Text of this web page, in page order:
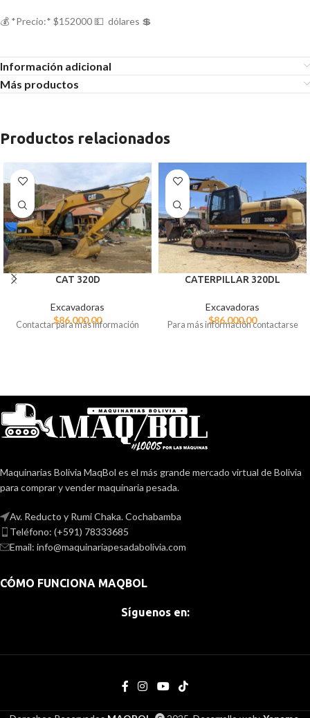
💰 *Precio:* $152000 💵 dólares 💲
Información adicional
Más productos
Productos relacionados
CAT 320D
Excavadoras
$86.000,00
Contactar para más información
CATERPILLAR 320DL
Excavadoras
$86.000,00
Para más información contactarse
Maquinarias Bolivia MaqBol es el más grande mercado virtual de Bolivia
para comprar y vender maquinaria pesada.
Av. Reducto y Rumi Chaka. Cochabamba
Teléfono: (+591) 78333685
Email: info@maquinariapesadabolivia.com
CÓMO FUNCIONA MAQBOL
Síguenos en: